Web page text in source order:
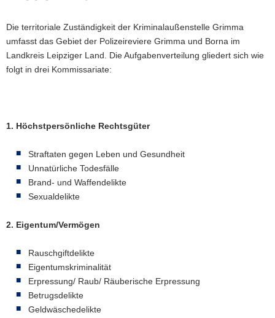
Die territoriale Zuständigkeit der Kriminalaußenstelle Grimma
umfasst das Gebiet der Polizeireviere Grimma und Borna im
Landkreis Leipziger Land. Die Aufgabenverteilung gliedert sich wie
folgt in drei Kommissariate:
1. Höchstpersönliche Rechtsgüter
Straftaten gegen Leben und Gesundheit
Unnatürliche Todesfälle
Brand- und Waffendelikte
Sexualdelikte
2. Eigentum/Vermögen
Rauschgiftdelikte
Eigentumskriminalität
Erpressung/ Raub/ Räuberische Erpressung
Betrugsdelikte
Geldwäschedelikte